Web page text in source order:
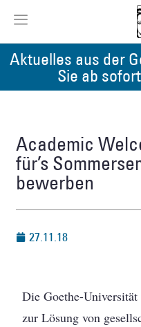
Aktuelles aus der
Sie ab
Academic
für’s
bewerben
27.11.18
Die Goethe-
zur Lösung von